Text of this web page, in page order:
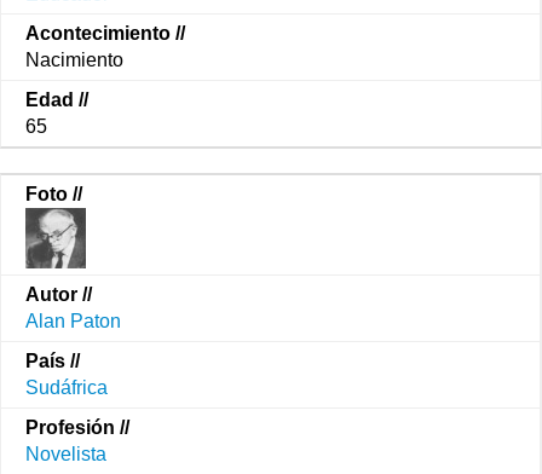
Nacimiento
65
Alan Paton
Sudáfrica
Novelista